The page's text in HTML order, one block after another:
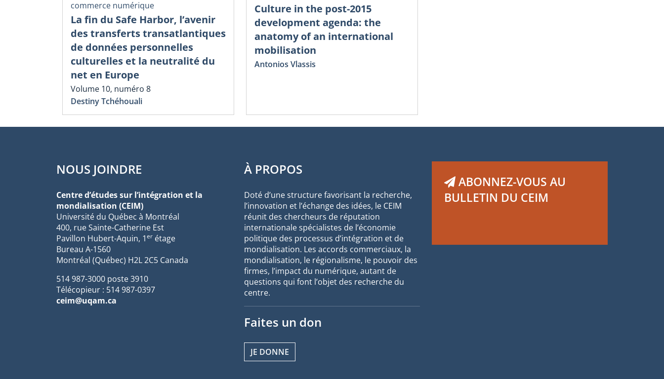
commerce numérique
La fin du Safe Harbor, l’avenir
des transferts transatlantiques
de données personnelles
culturelles et la neutralité du
net en Europe
Volume 10, numéro 8
Destiny Tchéhouali
Culture in the post-2015
development agenda: the
anatomy of an international
mobilisation
Antonios Vlassis
NOUS JOINDRE
Centre d’études sur l’intégration et la
mondialisation (CEIM)
Université du Québec à Montréal
400, rue Sainte-Catherine Est
Pavillon Hubert-Aquin, 1er étage
Bureau A-1560
Montréal (Québec) H2L 2C5 Canada
514 987-3000 poste 3910
Télécopieur : 514 987-0397
ceim@uqam.ca
À PROPOS
Doté d’une structure favorisant la recherche,
l’innovation et l’échange des idées, le CEIM
réunit des chercheurs de réputation
internationale spécialistes de l’économie
politique des processus d’intégration et de
mondialisation. Les accords commerciaux, la
mondialisation, le régionalisme, le pouvoir des
firmes, l’impact du numérique, autant de
questions qui font l’objet des recherche du
centre.
Faites un don
JE DONNE
ABONNEZ-VOUS AU
BULLETIN DU CEIM